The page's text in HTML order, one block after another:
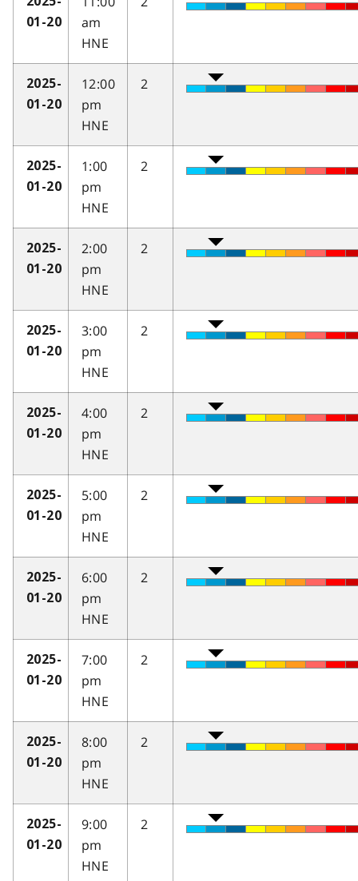
01-20
am
HNE
2025-
01-20
12:00
pm
HNE
2
2025-
01-20
1:00
pm
HNE
2
2025-
01-20
2:00
pm
HNE
2
2025-
01-20
3:00
pm
HNE
2
2025-
01-20
4:00
pm
HNE
2
2025-
01-20
5:00
pm
HNE
2
2025-
01-20
6:00
pm
HNE
2
2025-
01-20
7:00
pm
HNE
2
2025-
01-20
8:00
pm
HNE
2
2025-
01-20
9:00
pm
HNE
2